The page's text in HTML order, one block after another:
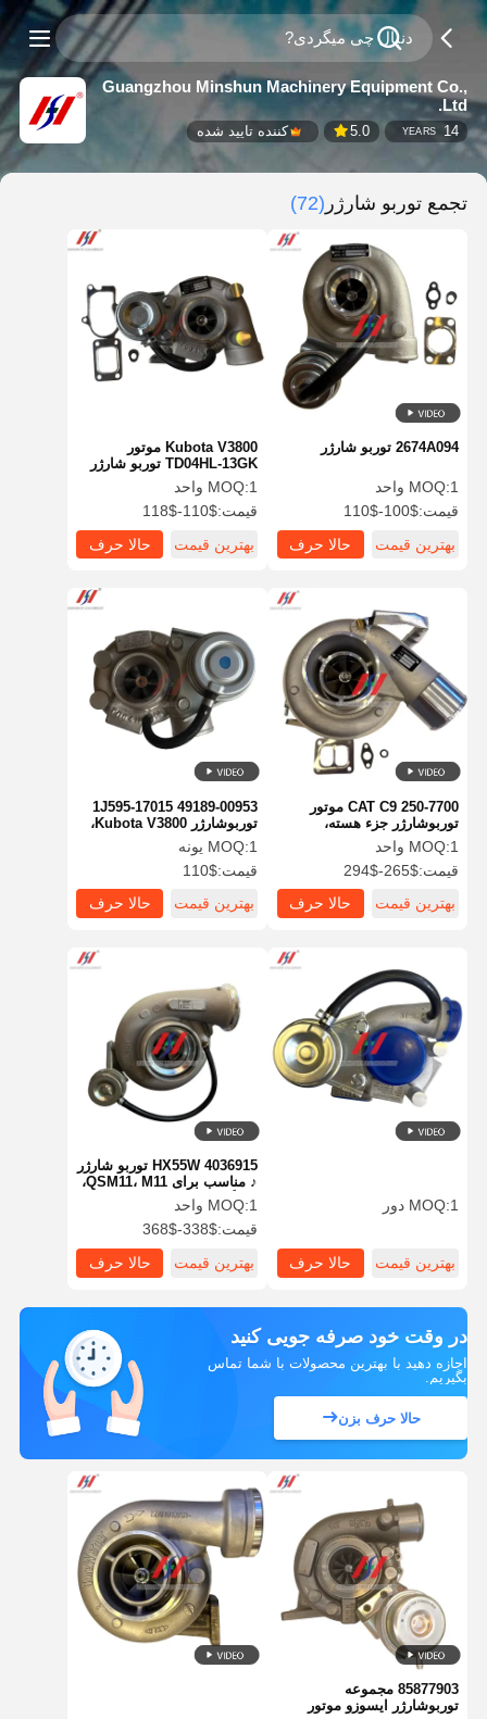
Guangzhou Minshun Machinery Equipment Co.,
Ltd.
14
YEARS
5.0 کننده تایید شده
تجمع توربو شارژر (72)
Kubota V3800 موتور
TD04HL-13GK توربو شارژر
قطعات جایگزین موتور
MOQ:1 واحد
قیمت:$110-$118
بهترین قیمت
حالا حرف
2674A094 توربو شارژر
MOQ:1 واحد
قیمت:$100-$110
بهترین قیمت
حالا حرف
1J595-17015 49189-00953
توربوشارژر Kubota V3800،
مناسب برای قطعات موتور
بیل مکانیکی
MOQ:1 یونه
قیمت:$110
بهترین قیمت
حالا حرف
250-7700 CAT C9 موتور
توربوشارژر جزء هسته،
قطعات بیل مکانیکی
MOQ:1 واحد
قیمت:$265-$294
بهترین قیمت
حالا حرف
4036915 HX55W توربو شارژر
♪ مناسب برای QSM11، M11،
و دیگر موتورهای دیزل
MOQ:1 واحد
قیمت:$338-$368
بهترین قیمت
حالا حرف
MOQ:1 دور
بهترین قیمت
حالا حرف
در وقت خود صرفه جویی کنید
اجازه دهید با بهترین محصولات با شما تماس
بگیریم.
حالا حرف بزن
85877903 مجموعه
توربوشارژر ایسوزو موتور